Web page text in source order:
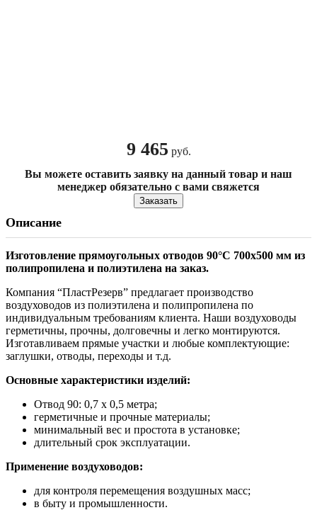
9 465 руб.
Вы можете оставить заявку на данный товар и наш
менеджер обязательно с вами свяжется
Заказать
Описание
Изготовление прямоугольных отводов 90°С 700х500 мм из
полипропилена и полиэтилена на заказ.
Компания “ПластРезерв” предлагает производство
воздуховодов из полиэтилена и полипропилена по
индивидуальным требованиям клиента. Наши воздуховоды
герметичны, прочны, долговечны и легко монтируются.
Изготавливаем прямые участки и любые комплектующие:
заглушки, отводы, переходы и т.д.
Основные характеристики изделий:
Отвод 90: 0,7 x 0,5 метра;
герметичные и прочные материалы;
минимальный вес и простота в установке;
длительный срок эксплуатации.
Применение воздуховодов:
для контроля перемещения воздушных масс;
в быту и промышленности.